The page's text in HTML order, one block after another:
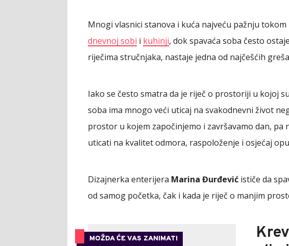
Mnogi vlasnici stanova i kuća najveću pažnju
dnevnoj sobi i kuhinji, dok spavaća soba često
riječima stručnjaka, nastaje jedna od najčešćih
Iako se često smatra da je riječ o prostoriji u kojoj
soba ima mnogo veći uticaj na svakodnevni život
prostor u kojem započinjemo i završavamo dan,
uticati na kvalitet odmora, raspoloženje i osjećaj
Dizajnerka enterijera Marina Đurđević ističe da
od samog početka, čak i kada je riječ o manjim
MOŽDA ĆE VAS ZANIMATI